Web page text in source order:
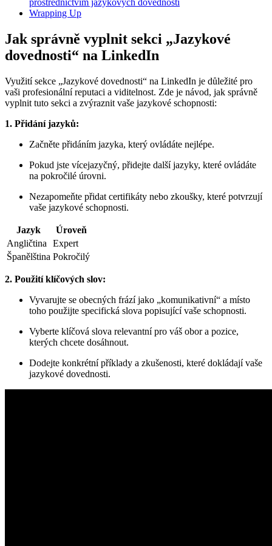
Wrapping⁣ Up
Jak správně vyplnit sekci „Jazykové
dovednosti“ na LinkedIn
Využití sekce​ „Jazykové dovednosti“ na LinkedIn je důležité pro
vaši profesionální reputaci a viditelnost. Zde⁤ je⁤ návod, jak ‌správně
vyplnit tuto sekci a zvýraznit‌ vaše⁤ jazykové schopnosti:
1. Přidání jazyků:
Začněte ​přidáním jazyka, který ovládáte nejlépe.
Pokud ​jste‍ vícejazyčný, ‍přidejte další jazyky, které ovládáte‍
na pokročilé úrovni.
Nezapomeňte přidat ⁤certifikáty ​nebo zkoušky, které potvrzují
‍vaše jazykové schopnosti.
Jazyk
Úroveň
Angličtina
Expert
Španělština Pokročilý
2. Použití klíčových slov:
Vyvarujte ⁤se obecných‌ frází jako „komunikativní“ a ‌místo
‌toho použijte specifická slova popisující ⁢vaše schopnosti.
Vyberte klíčová‍ slova relevantní pro váš ⁣obor ‍a‌ pozice,
kterých chcete dosáhnout.
Dodejte ‍konkrétní příklady ⁢a⁤ zkušenosti, které dokládají vaše
jazykové​ dovednosti.